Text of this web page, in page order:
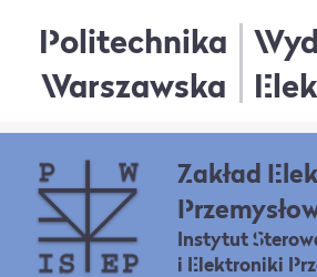
Politechnika
Warszawska
Zakład
Instytut
i Elektroniki